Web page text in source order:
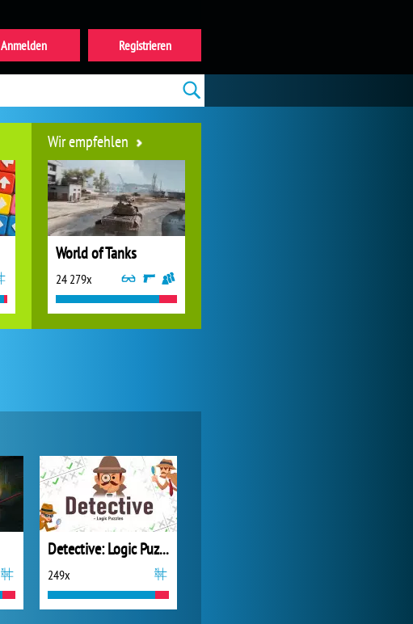
Detective: Logic Puzzles
249x
Wir empfehlen
World of Tanks
24 279x
My Free Zoo
Registrieren
Anmelden